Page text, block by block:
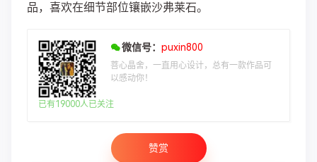
品，喜欢在细节部位镶嵌沙弗莱石。
微信号： puxin800
菩心晶舍，一直用心设计，总有一款作品可
以感动你！
已有19000人已关注
赞赏